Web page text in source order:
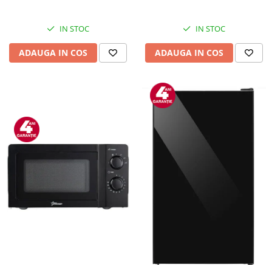
IN STOC
ADAUGA IN COS
IN STOC
ADAUGA IN COS